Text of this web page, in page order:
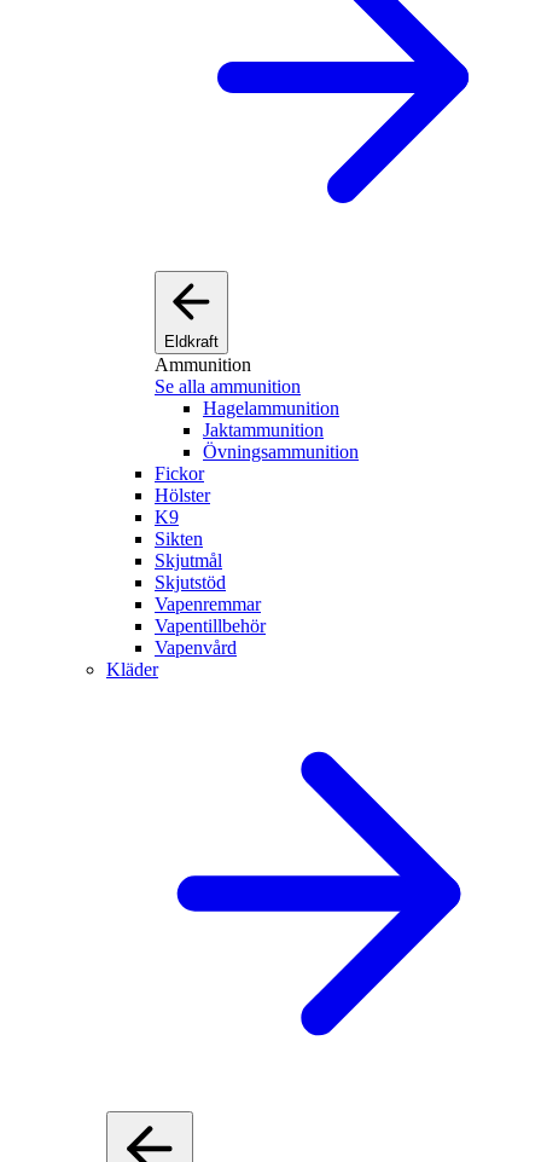
Eldkraft
Ammunition
Se alla ammunition
Hagelammunition
Jaktammunition
Övningsammunition
Fickor
Hölster
K9
Sikten
Skjutmål
Skjutstöd
Vapenremmar
Vapentillbehör
Vapenvård
Kläder